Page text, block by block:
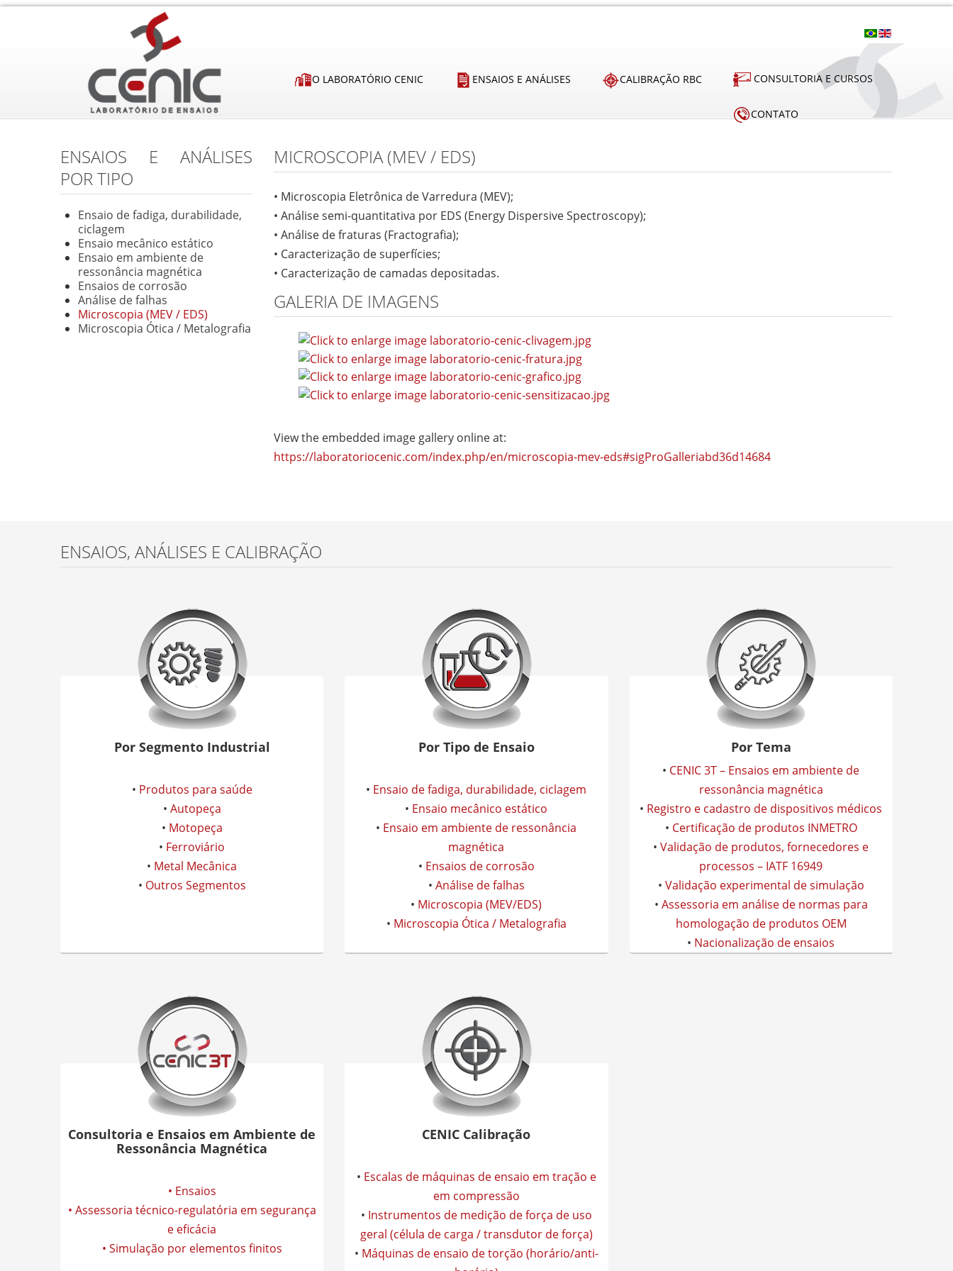
O LABORATÓRIO CENIC ENSAIOS E ANÁLISES CALIBRAÇÃO RBC CONSULTORIA E CURSOS
CONTATO
ENSAIOS E ANÁLISES
POR TIPO
Ensaio de fadiga, durabilidade,
ciclagem
Ensaio mecânico estático
Ensaio em ambiente de
ressonância magnética
Ensaios de corrosão
Análise de falhas
Microscopia (MEV / EDS)
Microscopia Ótica / Metalografia
MICROSCOPIA (MEV / EDS)
• Microscopia Eletrônica de Varredura (MEV);
• Análise semi-quantitativa por EDS (Energy Dispersive Spectroscopy);
• Análise de fraturas (Fractografia);
• Caracterização de superfícies;
• Caracterização de camadas depositadas.
GALERIA DE IMAGENS
View the embedded image gallery online at:
https://laboratoriocenic.com/index.php/en/microscopia-mev-eds#sigProGalleriabd36d14684
ENSAIOS, ANÁLISES E CALIBRAÇÃO
Por Segmento Industrial
• Produtos para saúde
• Autopeça
• Motopeça
• Ferroviário
• Metal Mecânica
• Outros Segmentos
Por Tipo de Ensaio
• Ensaio de fadiga, durabilidade, ciclagem
• Ensaio mecânico estático
• Ensaio em ambiente de ressonância
magnética
• Ensaios de corrosão
• Análise de falhas
• Microscopia (MEV/EDS)
• Microscopia Ótica / Metalografia
Por Tema
• CENIC 3T – Ensaios em ambiente de
ressonância magnética
• Registro e cadastro de dispositivos médicos
• Certificação de produtos INMETRO
•Validação de produtos, fornecedores e
processos – IATF 16949
• Validação experimental de simulação
• Assessoria em análise de normas para
homologação de produtos OEM
• Nacionalização de ensaios
Consultoria e Ensaios em Ambiente de
Ressonância Magnética
• Ensaios
• Assessoria técnico-regulatória em segurança
e eficácia
• Simulação por elementos finitos
CENIC Calibração
• Escalas de máquinas de ensaio em tração e
em compressão
• Instrumentos de medição de força de uso
geral (célula de carga / transdutor de força)
• Máquinas de ensaio de torção (horário/anti-